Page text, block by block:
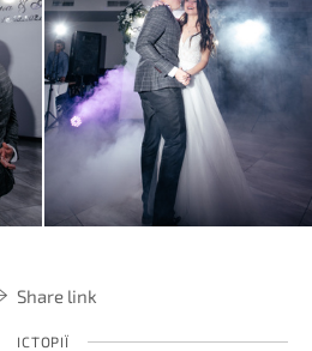
Share link
ІСТОРІЇ